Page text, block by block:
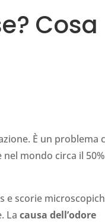
Cosa
È un problema
mondo circa il 50%
e scorie
Lacausa dell’odore